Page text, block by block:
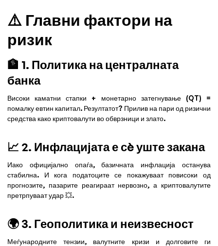
⚠️ Главни фактори на
ризик
🏦 1. Политика на централната
банка
Високи каматни стапки + монетарно затегнување (QT) =
помалку евтин капитал. Резултатот? Прилив на пари од ризични
средства како криптовалути во обврзници и злато.
📈 2. Инфлацијата е сè уште закана
Иако официјално опаѓа, базичната инфлација останува
стабилна. И кога податоците се покажуваат повисоки од
прогнозите, пазарите реагираат нервозно, а криптовалутите
претрпуваат удар 💥.
🌍 3. Геополитика и неизвесност
Меѓународните тензии, валутните кризи и долговите ги